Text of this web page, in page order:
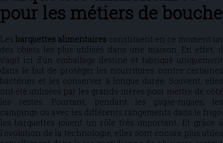
pour les métiers de bouche
Les barquettes alimentaires constituent en ce moment un
des objets les plus utilisés dans une maison. En effet, il
s’agit ici d’un emballage destiné et fabriqué uniquement
dans le but de protéger les nourritures contre certaines
bactéries et les conserver à longue durée. Souvent, elles
ont été utilisées par les grands-mères pour mettre de côté
les restes. Pourtant, pendant les pique-niques, les
campings ou avec les différents rangements dans le frigo,
les barquettes jouent un rôle très important. Et grâce à
l’évolution de la technologie, elles sont encore plus utiles